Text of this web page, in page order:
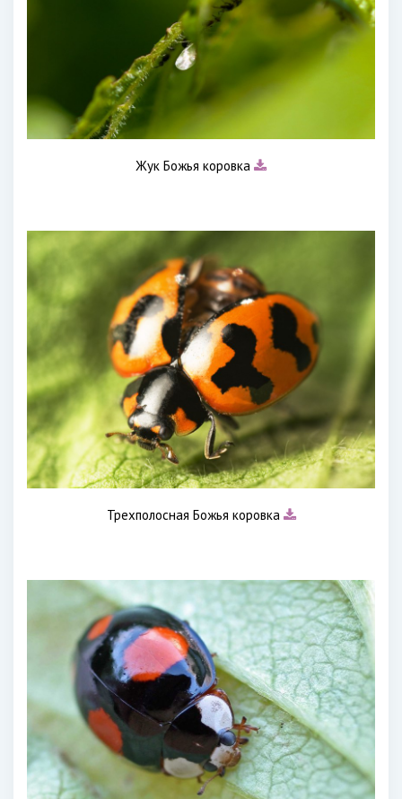
Жук Божья коровка
Трехполосная Божья коровка